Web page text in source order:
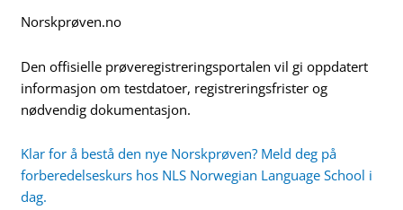
Norskprøven.no
Den offisielle prøveregistreringsportalen vil gi oppdatert
informasjon om testdatoer, registreringsfrister og
nødvendig dokumentasjon.
Klar for å bestå den nye Norskprøven? Meld deg på
forberedelseskurs hos NLS Norwegian Language School i
dag.